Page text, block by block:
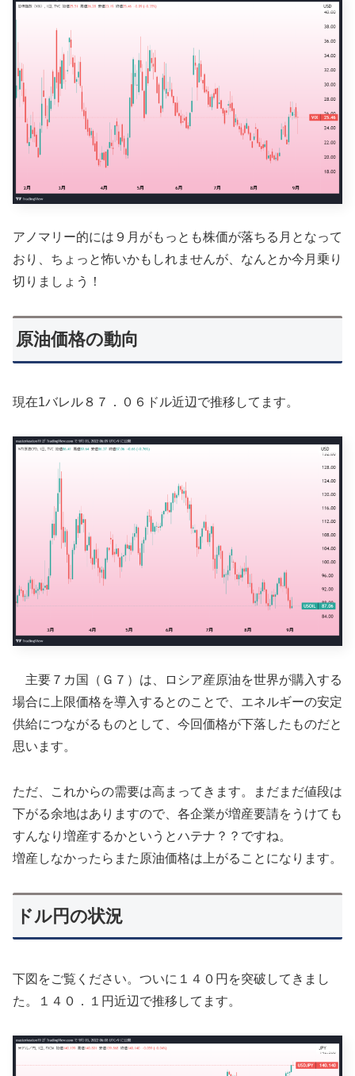
アノマリー的には９月がもっとも株価が落ちる月となって
おり、ちょっと怖いかもしれませんが、なんとか今月乗り
切りましょう！
原油価格の動向
現在1バレル８７．０６ドル近辺で推移してます。
主要７カ国（Ｇ７）は、ロシア産原油を世界が購入する
場合に上限価格を導入するとのことで、エネルギーの安定
供給につながるものとして、今回価格が下落したものだと
思います。
ただ、これからの需要は高まってきます。まだまだ値段は
下がる余地はありますので、各企業が増産要請をうけても
すんなり増産するかというとハテナ？？ですね。
増産しなかったらまた原油価格は上がることになります。
ドル円の状況
下図をご覧ください。ついに１４０円を突破してきまし
た。１４０．１円近辺で推移してます。